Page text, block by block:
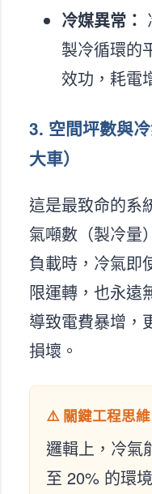
冷媒異常：
製冷循環的
效功，耗電
3. 空間坪數與
大車）
這是最致命的系
氣噸數（製冷量
負載時，冷氣即
限運轉，也永遠
導致電費暴增，
損壞。
⚠️ 關鍵工程思維
邏輯上，冷氣
至 20% 的環